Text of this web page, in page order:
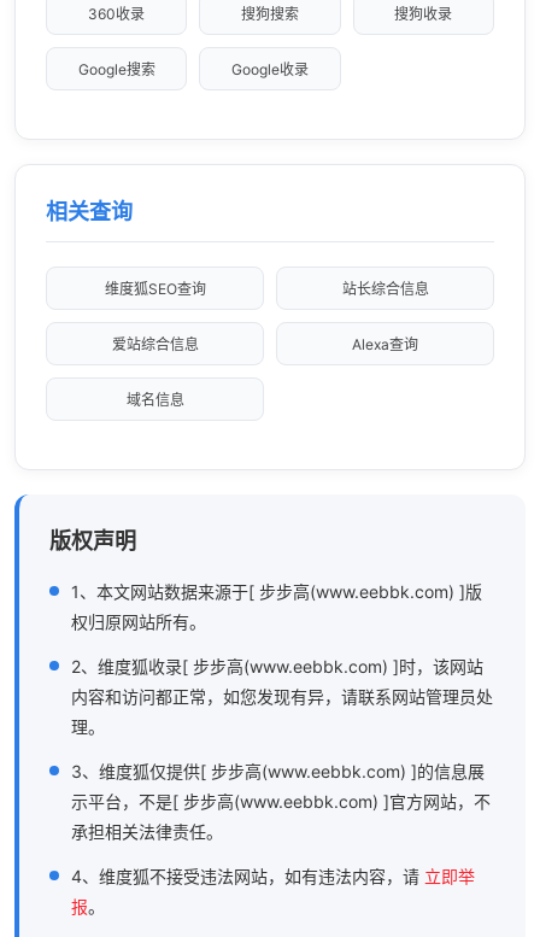
360收录 搜狗搜索 搜狗收录
Google搜索 Google收录
相关查询
维度狐SEO查询 站长综合信息
爱站综合信息 Alexa查询
域名信息
版权声明
1、本文网站数据来源于[ 步步高(www.eebbk.com) ]版
权归原网站所有。
2、维度狐收录[ 步步高(www.eebbk.com) ]时，该网站
内容和访问都正常，如您发现有异，请联系网站管理员处
理。
3、维度狐仅提供[ 步步高(www.eebbk.com) ]的信息展
示平台，不是[ 步步高(www.eebbk.com) ]官方网站，不
承担相关法律责任。
4、维度狐不接受违法网站，如有违法内容，请 立即举
报。